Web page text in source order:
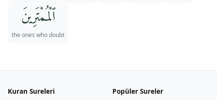
ٱلْمُمْتَرِينَ
the ones who doubt
Kuran Sureleri Popüler Sureler